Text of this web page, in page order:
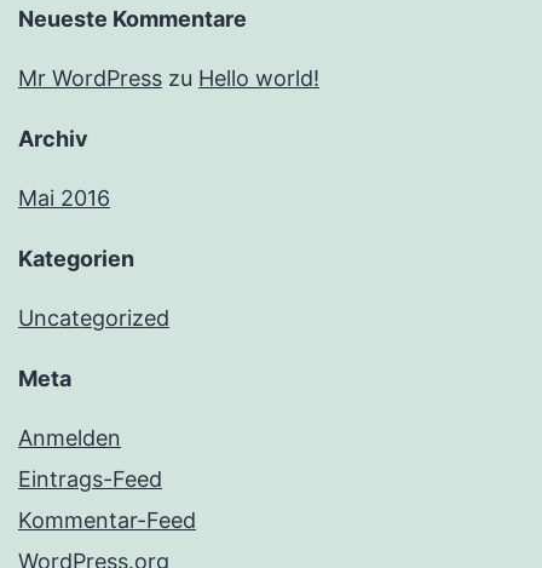
Neueste Kommentare
Mr WordPress zu Hello world!
Archiv
Mai 2016
Kategorien
Uncategorized
Meta
Anmelden
Eintrags-Feed
Kommentar-Feed
WordPress.org